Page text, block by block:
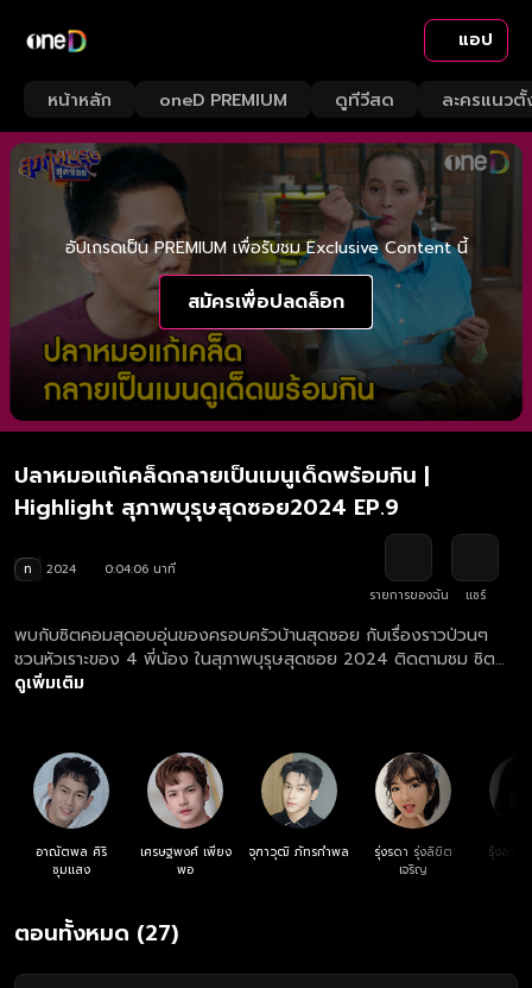
แอป
หน้าหลัก oneD PREMIUM ดูทีวีสด ละครแนวตั้
อัปเกรดเป็น PREMIUM เพื่อรับชม Exclusive Content นี้
สมัครเพื่อปลดล็อก
ปลาหมอแก้เคล็ดกลายเป็นเมนูเด็ดพร้อมกิน |
Highlight สุภาพบุรุษสุดซอย2024 EP.9
ท 2024
0:04:06 นาที
รายการของฉัน
แชร์
พบกับซิตคอมสุดอบอุ่นของครอบครัวบ้านสุดซอย กับเรื่องราวป่วนๆ
ชวนหัวเราะของ 4 พี่น้อง ในสุภาพบุรุษสุดซอย 2024 ติดตามชม ซิต
คอมสุภาพบุรุษสุดซอย 2024 ครบทุกตอน ฟรี! ที่แรก ที่เดียว ทาง
ดูเพิ่มเติม
อาณัตพล ศิริ
ชุมแสง
เศรษฐพงศ์ เพียง
พอ
จุฑาวุฒิ ภัทรกำพล
รุ่งรดา รุ่งลิขิต
เจริญ
รุ้งลาวั
ตอนทั้งหมด (27)